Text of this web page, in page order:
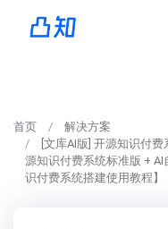
首页
解决方案
[文库AI版] 开源知识付
源知识付费系统标准版 +
识付费系统搭建使用教程】